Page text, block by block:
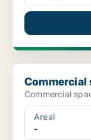
Commercial space
Commercial
Commercial
Areal
-